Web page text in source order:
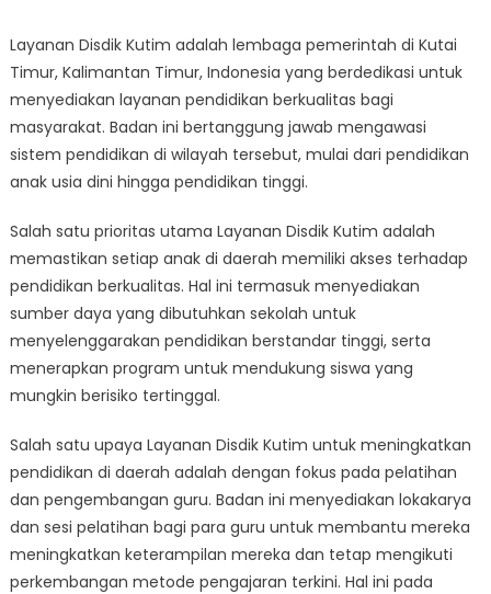
Kutim:
Providing
Quality
Education
Services
Community
Layanan Disdik Kutim adalah lembaga pemerintah di Kutai
Timur, Kalimantan Timur, Indonesia yang berdedikasi untuk
menyediakan layanan pendidikan berkualitas bagi
masyarakat. Badan ini bertanggung jawab mengawasi
sistem pendidikan di wilayah tersebut, mulai dari pendidikan
anak usia dini hingga pendidikan tinggi.
Salah satu prioritas utama Layanan Disdik Kutim adalah
memastikan setiap anak di daerah memiliki akses terhadap
pendidikan berkualitas. Hal ini termasuk menyediakan
sumber daya yang dibutuhkan sekolah untuk
menyelenggarakan pendidikan berstandar tinggi, serta
menerapkan program untuk mendukung siswa yang
mungkin berisiko tertinggal.
Salah satu upaya Layanan Disdik Kutim untuk meningkatkan
pendidikan di daerah adalah dengan fokus pada pelatihan
dan pengembangan guru. Badan ini menyediakan lokakarya
dan sesi pelatihan bagi para guru untuk membantu mereka
meningkatkan keterampilan mereka dan tetap mengikuti
perkembangan metode pengajaran terkini. Hal ini pada